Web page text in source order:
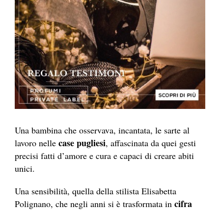
Una bambina che osservava, incantata, le sarte al
lavoro nelle case pugliesi, affascinata da quei gesti
precisi fatti d’amore e cura e capaci di creare abiti
unici.
Una sensibilità, quella della stilista Elisabetta
Polignano, che negli anni si è trasformata in cifra